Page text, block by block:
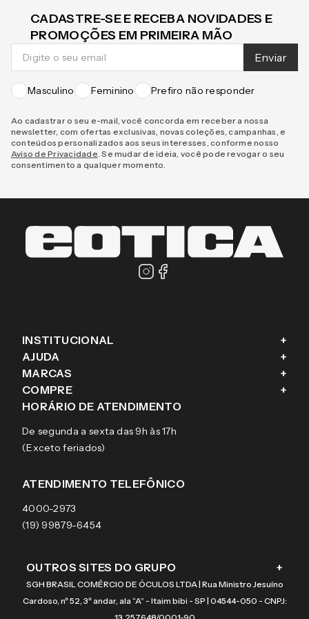
CADASTRE-SE E RECEBA NOVIDADES E
PROMOÇÕES EM PRIMEIRA MÃO
Enviar
Masculino Feminino Prefiro não responder
Ao cadastrar o seu e-mail, você concorda em receber a nossa
newsletter, com ofertas exclusivas, novas coleções, campanhas, e
conteúdos personalizados aos seus interesses, conforme nosso
Aviso de Privacidade . Se mudar de ideia, você pode revogar o seu
consentimento a qualquer momento.
INSTITUCIONAL +
Fale conosco
Blog
Sobre a eÓtica
Aviso de privacidade
Termos e condições de uso
AJUDA +
Como comprar
Trocas e Devoluções
Pagamentos
Garantias
MARCAS +
Ray-Ban
Tecnol
Arnette
Burberry
COMPRE +
Óculos de sol
Lentes de contato
HORÁRIO DE ATENDIMENTO
De segunda a sexta das 9h às 17h
(Exceto feriados)
ATENDIMENTO TELEFÔNICO
4000-2973
(19) 99879-6454
OUTROS SITES DO GRUPO +
SGH BRASIL COMÉRCIO DE ÓCULOS LTDA | Rua Ministro Jesuíno
Cardoso, nº 52, 3º andar, ala “A” - Itaim bibi - SP | 04544-050 - CNPJ: